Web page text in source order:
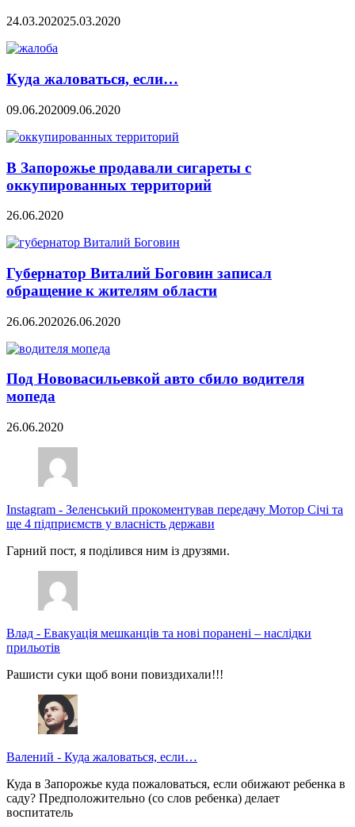
24.03.202025.03.2020
Куда жаловаться, если…
09.06.202009.06.2020
В Запорожье продавали сигареты с
оккупированных территорий
26.06.2020
Губернатор Виталий Боговин записал
обращение к жителям области
26.06.202026.06.2020
Под Нововасильевкой авто сбило водителя
мопеда
26.06.2020
Instagram - Зеленський прокоментував передачу Мотор Січі та
ще 4 підприємств у власність держави
Гарний пост, я поділився ним із друзями.
Влад - Евакуація мешканців та нові поранені – наслідки
прильотів
Рашисти суки щоб вони повиздихали!!!
Валений - Куда жаловаться, если…
Куда в Запорожье куда пожаловаться, если обижают ребенка в
саду? Предположительно (со слов ребенка) делает
воспитатель